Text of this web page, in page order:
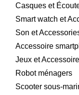
Casques et
Smart watch et
Son et
Accessoire
Jeux et
Robot ménagers
Scooter sous-